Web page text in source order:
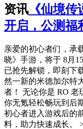
资讯 《仙境
开启，公测福
亲爱的初心者们，承
晓》手游，将于 8月
已抢先解锁，即刻下
然一新的米德加尔特
者！ 无论你是 RO 老
你无氪轻松畅玩到后
初心者进入游戏后的
料，助力快速成长。